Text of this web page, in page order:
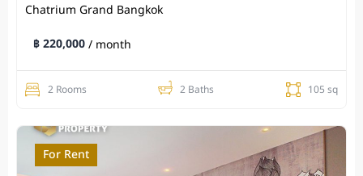
Chatrium Grand Bangkok
฿ 220,000/ month
2 Rooms 2 Baths 105 sq
For Rent